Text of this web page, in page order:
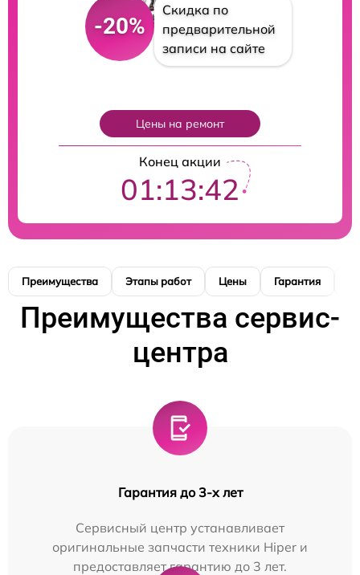
-20%
Скидка по
предварительной
записи на сайте
Цены на ремонт
Конец акции
01:13:40
Преимущества Этапы работ Цены Гарантия
Преимущества сервис-
центра
Гарантия до 3-х лет
Сервисный центр устанавливает
оригинальные запчасти техники Hiper и
предоставляет гарантию до 3 лет.